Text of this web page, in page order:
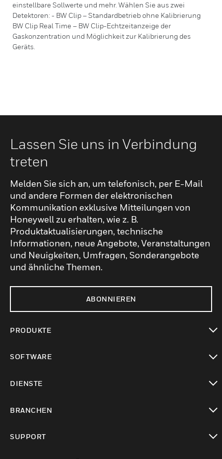
einstellbare Sollwerte und mehr. Wählen Sie aus zwei
Detektoren: - BW Clip – Standardbetrieb ohne Kalibrierung
BW Clip Real Time – BW Clip-Echtzeitanzeige der
Gaskonzentration und Möglichkeit zur Kalibrierung des
Geräts.
Lassen Sie uns in Verbindung
treten
Melden Sie sich an, um telefonisch, per E-Mail
und andere Formen der elektronischen
Kommunikation exklusive Mitteilungen von
Honeywell zu erhalten, wie z. B.
Produktaktualisierungen, technische
Informationen, neue Angebote, Veranstaltungen
und Neuigkeiten, Umfragen, Sonderangebote
und ähnliche Themen.
ABONNIEREN
PRODUKTE
SOFTWARE
DIENSTE
BRANCHEN
SUPPORT